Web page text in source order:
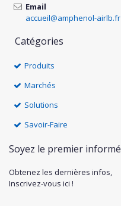
Email
accueil@amphenol-airlb.fr
Catégories
Produits
Marchés
Solutions
Savoir-Faire
Soyez le premier informé
Obtenez les dernières infos,
Inscrivez-vous ici !